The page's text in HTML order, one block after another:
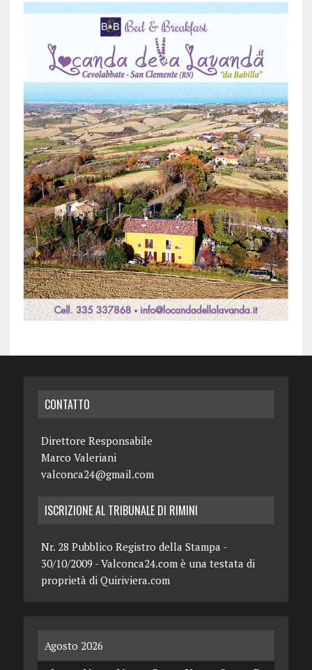
CONTATTO
Direttore Responsabile
Marco Valeriani
valconca24@gmail.com
ISCRIZIONE AL TRIBUNALE DI RIMINI
Nr. 28 Pubblico Registro della Stampa -
30/10/2009 - Valconca24.com è una testata di
proprietà di Quiriviera.com
Agosto 2026